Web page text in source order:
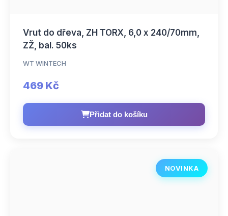
Vrut do dřeva, ZH TORX, 6,0 x 240/70mm,
ZŽ, bal. 50ks
WT WINTECH
469 Kč
Přidat do košíku
NOVINKA